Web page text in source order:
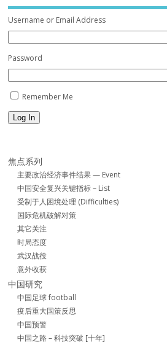
Username or Email Address
Password
Remember Me
Log In
焦点系列
主要政治经济事件结果 — Event
中国安全复兴关键指标 – List
受制于人困境处理 (Difficulties)
国际危机破解对策
其它关注
时局态度
武汉战役
意外收获
中国研究
中国足球 football
疫后重大国策反思
中国预警
中国之路 – 科技突破 [十年]